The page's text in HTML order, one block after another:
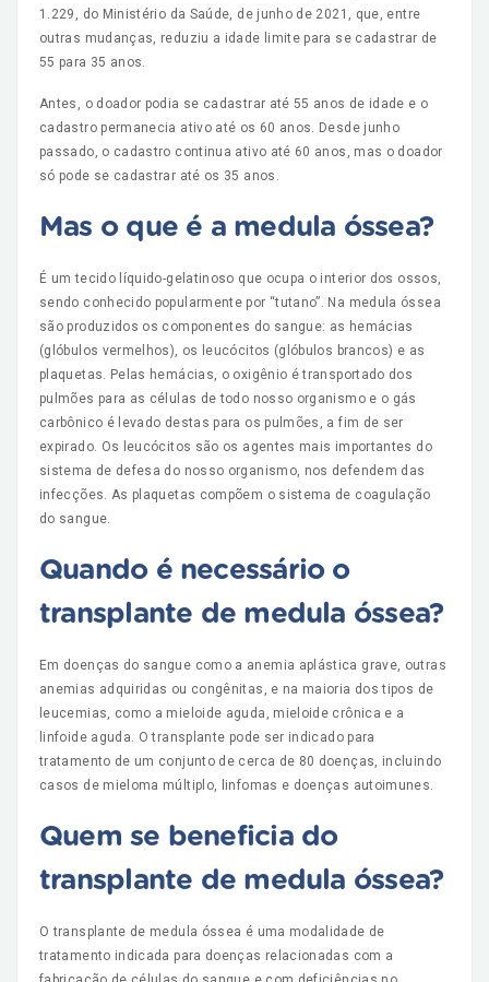
1.229, do Ministério da Saúde, de junho de 2021, que, entre
outras mudanças, reduziu a idade limite para se cadastrar de
55 para 35 anos.
Antes, o doador podia se cadastrar até 55 anos de idade e o
cadastro permanecia ativo até os 60 anos. Desde junho
passado, o cadastro continua ativo até 60 anos, mas o doador
só pode se cadastrar até os 35 anos.
Mas o que é a medula óssea?
É um tecido líquido-gelatinoso que ocupa o interior dos ossos,
sendo conhecido popularmente por “tutano”. Na medula óssea
são produzidos os componentes do sangue: as hemácias
(glóbulos vermelhos), os leucócitos (glóbulos brancos) e as
plaquetas. Pelas hemácias, o oxigênio é transportado dos
pulmões para as células de todo nosso organismo e o gás
carbônico é levado destas para os pulmões, a fim de ser
expirado. Os leucócitos são os agentes mais importantes do
sistema de defesa do nosso organismo, nos defendem das
infecções. As plaquetas compõem o sistema de coagulação
do sangue.
Quando é necessário o
transplante de medula óssea?
Em doenças do sangue como a anemia aplástica grave, outras
anemias adquiridas ou congênitas, e na maioria dos tipos de
leucemias, como a mieloide aguda, mieloide crônica e a
linfoide aguda. O transplante pode ser indicado para
tratamento de um conjunto de cerca de 80 doenças, incluindo
casos de mieloma múltiplo, linfomas e doenças autoimunes.
Quem se beneficia do
transplante de medula óssea?
O transplante de medula óssea é uma modalidade de
tratamento indicada para doenças relacionadas com a